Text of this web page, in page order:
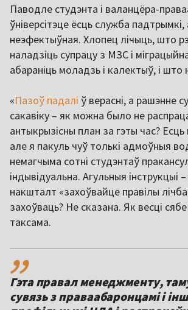
Паводле студэнта і валанцёра-
ўніверсітэце ёсць служба
неэфектыўная. Хлопец лічыць, што
наладзіць супрацу з МЗС і
абараніць моладзь і калектыў, і што
«Пазоў падалі ў верасні, а рашэнне
сакавіку – як можна было не
антыкрызісны план за гэты час? Есць
але я пакуль чуў толькі адмоўныя
немагчыма сотні студэнтаў
індывідуальна. Агульныя інструкцыі
накшталт «захоўвайце правілы
захоўваць? Не сказана. Як весці
таксама.
,,
Гэта правал менеджменту,
сувязь з праваабаронцамі і